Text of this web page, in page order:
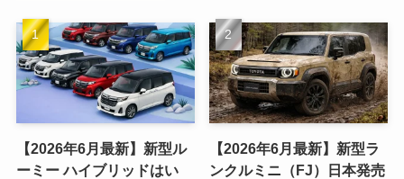
【2026年6月最新】新型ル
ーミー ハイブリッドはい
【2026年6月最新】新型ラ
ンクルミニ（FJ）日本発売